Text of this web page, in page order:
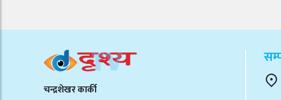
चन्द्रशेखर कार्की